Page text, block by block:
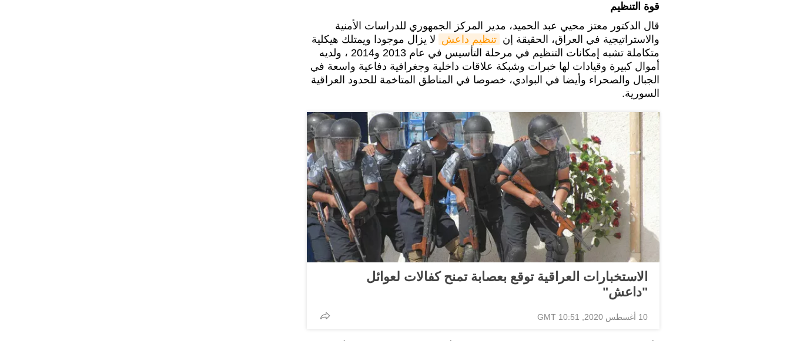
قوة التنظيم
قال الدكتور معتز محيي عبد الحميد‏، مدير المركز الجمهوري للدراسات الأمنية
والاستراتيجية في العراق، الحقيقة إن تنظيم داعش لا يزال موجودا ويمتلك هيكلية
متكاملة تشبه إمكانات التنظيم في مرحلة التأسيس في عام 2013 و2014 ، ولديه
أموال كبيرة وقيادات لها خبرات وشبكة علاقات داخلية وجغرافية دفاعية واسعة في
الجبال والصحراء وأيضا في البوادي، خصوصا في المناطق المتاخمة للحدود العراقية
السورية.
الاستخبارات العراقية توقع بعصابة تمنح كفالات لعوائل
"داعش"
10 أغسطس 2020, 10:51 GMT